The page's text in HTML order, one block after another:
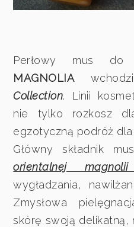
Perłowy mus
MAGNOLIA
Collection. Linii
nie tylko rozkosz
egzotyczną podróż dla
Główny składnik
orientalnej
wygładzania,
Zmysłowa
skórę swoją delikatną,